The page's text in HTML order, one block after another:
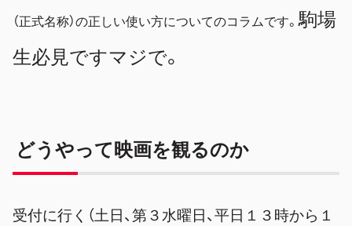
（正式名称）の正しい使い方についてのコラムです。駒場
生必見ですマジで。
どうやって映画を観るのか
受付に行く（土日、第３水曜日、平日１３時から１